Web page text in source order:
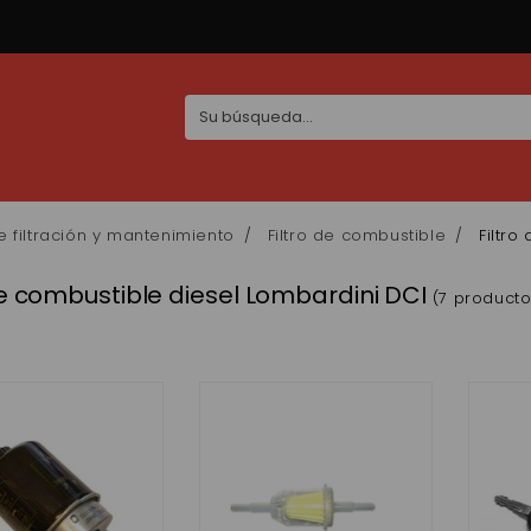
filtración y mantenimiento Filtro de combustible Filtro
combustible diesel Lombardini DCI (7